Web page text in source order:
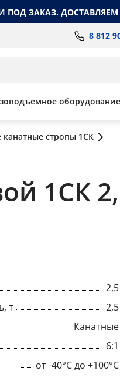
ПОД ЗАКАЗ.
8 812
оборудование
стропы 1СК
1СК
2,5
т
2,5
Канатные
6:1
от -40°C до +100°C